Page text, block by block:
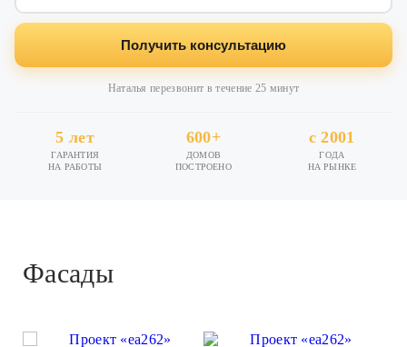
Получить консультацию
Наталья перезвонит в течение 25 минут
5 лет
ГАРАНТИЯ
НА РАБОТЫ
600+
ДОМОВ
ПОСТРОЕНО
с 2001
ГОДА
НА РЫНКЕ
Фасады